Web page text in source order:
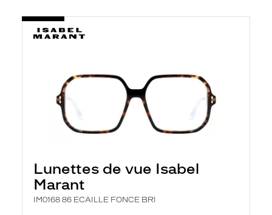
Lunettes de vue Isabel
Marant
IM0168 86 ECAILLE FONCE BRI